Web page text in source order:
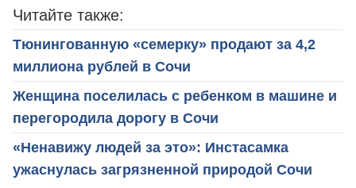
Читайте также:
Тюнингованную «семерку» продают за 4,2
миллиона рублей в Сочи
Женщина поселилась с ребенком в машине и
перегородила дорогу в Сочи
«Ненавижу людей за это»: Инстасамка
ужаснулась загрязненной природой Сочи